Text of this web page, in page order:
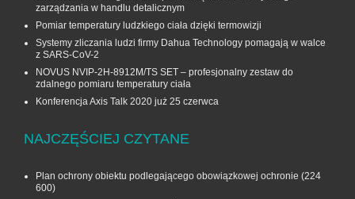
zarządzania w handlu detalicznym
Pomiar temperatury ludzkiego ciała dzięki termowizji
Systemy zliczania ludzi firmy Dahua Technology pomagają w walce
z SARS-CoV-2
NOVUS NVIP-2H-8912M/TS SET – profesjonalny zestaw do
zdalnego pomiaru temperatury ciała
Konferencja Axis Talk 2020 już 25 czerwca
NAJCZĘŚCIEJ CZYTANE
Plan ochrony obiektu podlegającego obowiązkowej ochronie (224
600)